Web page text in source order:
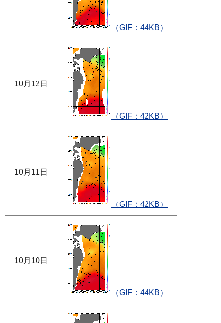
（GIF：44KB）
10月12日
（GIF：42KB）
10月11日
（GIF：42KB）
10月10日
（GIF：44KB）